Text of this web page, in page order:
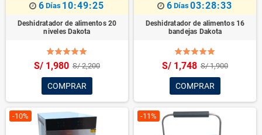
6 Días 10:49:24
Deshidratador de alimentos 20
niveles Dakota
S/ 1,980 S/ 2,200
COMPRAR
6 Días03:28:32
Deshidratador de alimentos 16
bandejas Dakota
S/ 1,748 S/ 1,900
COMPRAR
-10% -11%